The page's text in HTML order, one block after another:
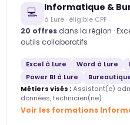
💻 Informatique &
à Lure · éligible CPF
20 offres dans la région ·
outils collaboratifs
Excel à Lure Word à Lure
Power BI à Lure
Métiers visés :Assistant(e)
données, technicien(ne)
Voir les formations